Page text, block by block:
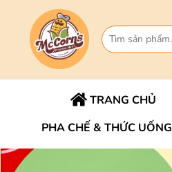
TRANG CHỦ
PHA CHẾ & THỨC UỐNG